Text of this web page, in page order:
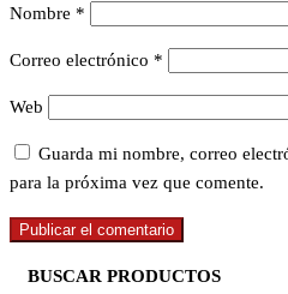
Nombre *
Correo electrónico *
Web
Guarda mi nombre, correo
para la próxima vez que comente.
BUSCAR PRODUCTOS